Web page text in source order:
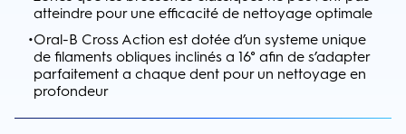
atteindre pour une efficacité de nettoyage optimale
•Oral-B Cross Action est dotée d’un systeme unique
de filaments obliques inclinés a 16° afin de s’adapter
parfaitement a chaque dent pour un nettoyage en
profondeur